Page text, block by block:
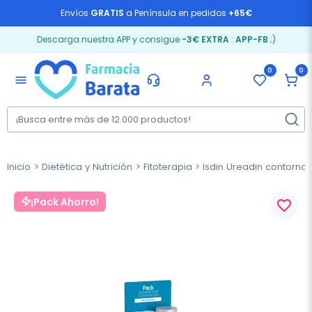
Envíos GRATIS a Península en pedidos +65€
Descarga nuestra APP y consigue -3€ EXTRA: APP-FB ;)
menu
0 0
Inicio Dietética y Nutrición Fitoterapia Isdin Ureadin contorno
¡Pack Ahorro! favorite_border